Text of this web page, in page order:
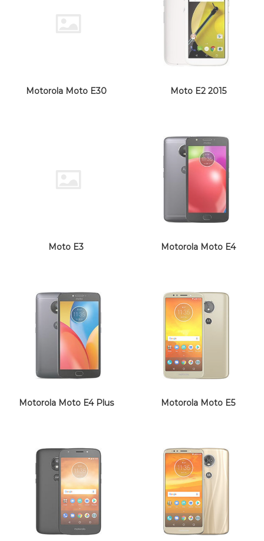
Motorola Moto E30 Moto E2 2015
Moto E3 Motorola Moto E4
Motorola Moto E4 Plus Motorola Moto E5